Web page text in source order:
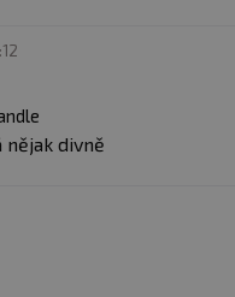
divně